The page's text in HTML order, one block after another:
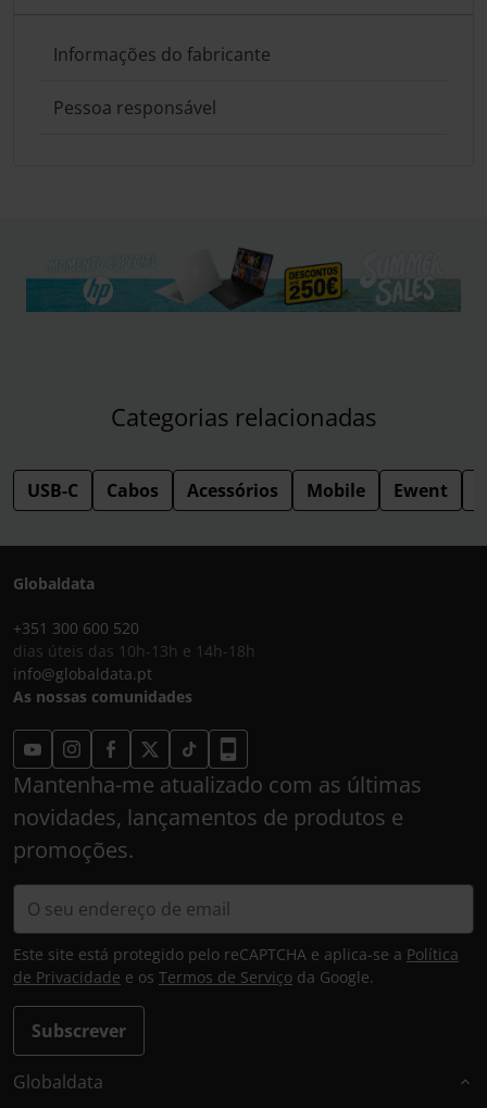
Informações do fabricante
Pessoa responsável
Categorias relacionadas
USB-C Cabos Acessórios Mobile Ewent
Globaldata
+351 300 600 520
dias úteis das 10h-13h e 14h-18h
info@globaldata.pt
As nossas comunidades
Mantenha-me atualizado com as últimas
novidades, lançamentos de produtos e
promoções.
Subscrever
Este site está protegido pelo reCAPTCHA e aplica-se a Política
de Privacidade e os Termos de Serviço da Google.
Globaldata